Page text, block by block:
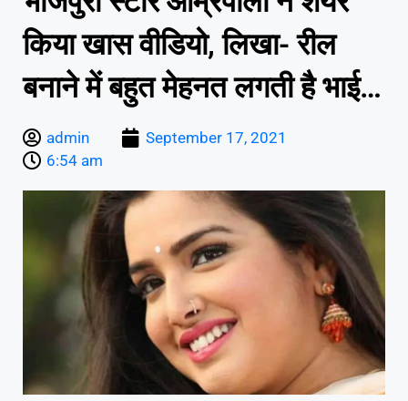
किया खास वीडियो, लिखा- रील
बनाने में बहुत मेहनत लगती है भाई…
admin
September 17, 2021
6:54 am